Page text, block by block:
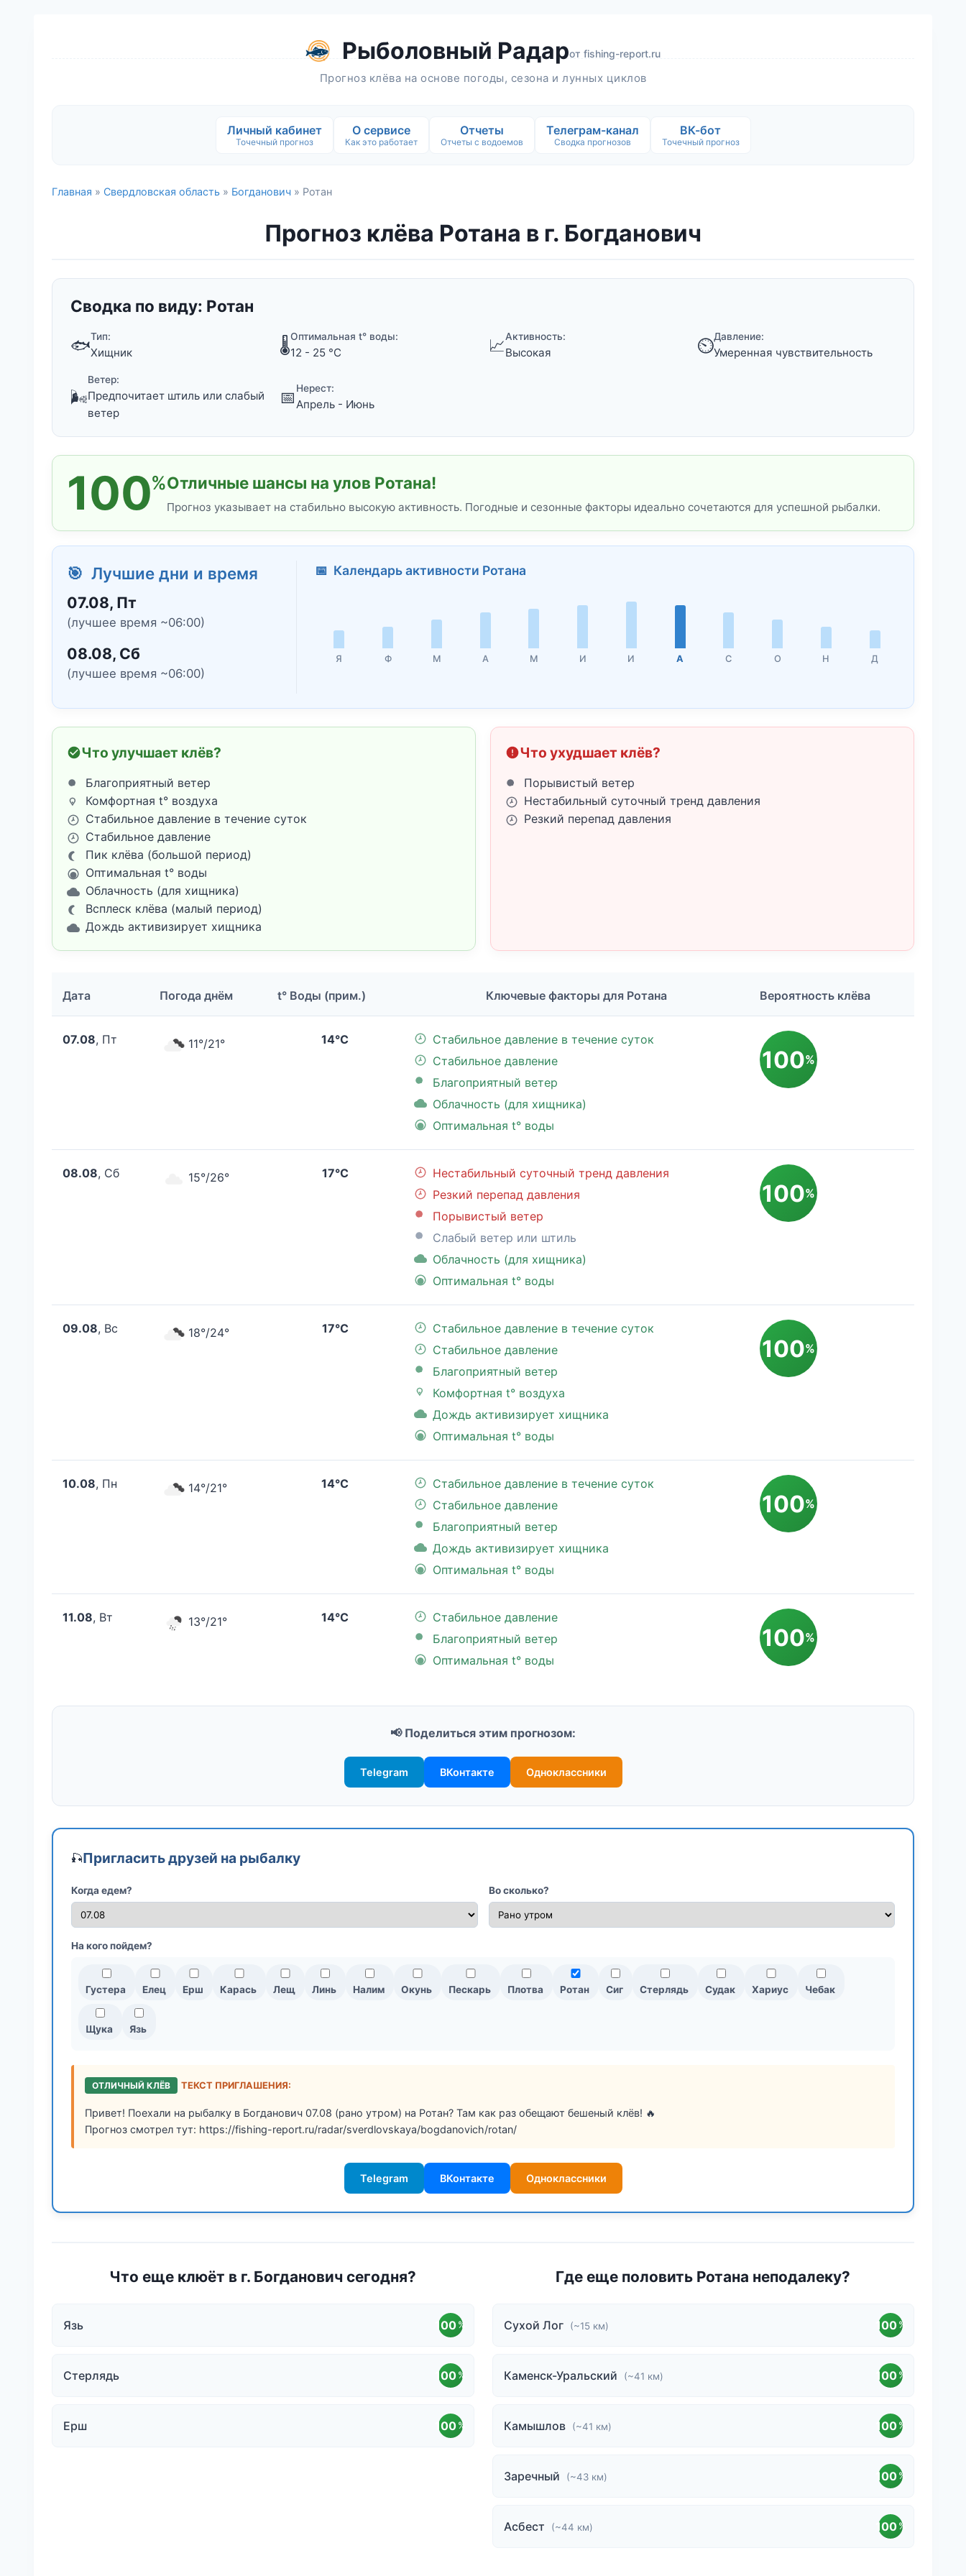
Рыболовный Радарот fishing-report.ru
Прогноз клёва на основе погоды, сезона и лунных циклов
Личный кабинет
Точечный прогноз
О сервисе
Как это работает
Отчеты
Отчеты с водоемов
Телеграм-канал
Сводка прогнозов
ВК-бот
Точечный прогноз
Главная » Свердловская область » Богданович » Ротан
Прогноз клёва Ротана в г. Богданович
Сводка по виду: Ротан
🐟Тип:
Хищник 🌡️Оптимальная t° воды:
12 - 25 °C 📈Активность:
Высокая ⏲️Давление:
Умеренная чувствительность
🌬️
Ветер:
Предпочитает штиль или слабый
ветер
📅 Нерест:
Апрель - Июнь
100%Отличные шансы на улов Ротана!
Прогноз указывает на стабильно высокую активность. Погодные и сезонные факторы идеально сочетаются для успешной рыбалки.
🎯 Лучшие дни и время
07.08, Пт
(лучшее время ~06:00)
08.08, Сб
(лучшее время ~06:00)
📅 Календарь активности Ротана
Я Ф М А М И И А С О Н Д
Что улучшает клёв?
Благоприятный ветер
Комфортная t° воздуха
Стабильное давление в течение суток
Стабильное давление
Пик клёва (большой период)
Оптимальная t° воды
Облачность (для хищника)
Всплеск клёва (малый период)
Дождь активизирует хищника
Что ухудшает клёв?
Порывистый ветер
Нестабильный суточный тренд давления
Резкий перепад давления
Дата Погода днём t° Воды (прим.) Ключевые факторы для Ротана Вероятность клёва
07.08, Пт 11°/21° 14°C
Стабильное давление в течение суток
Стабильное давление
Благоприятный ветер
Облачность (для хищника)
Оптимальная t° воды
100%
08.08, Сб 15°/26° 17°C
Нестабильный суточный тренд давления
Резкий перепад давления
Порывистый ветер
Слабый ветер или штиль
Облачность (для хищника)
Оптимальная t° воды
100%
09.08, Вс 18°/24° 17°C
Стабильное давление в течение суток
Стабильное давление
Благоприятный ветер
Комфортная t° воздуха
Дождь активизирует хищника
Оптимальная t° воды
100%
10.08, Пн 14°/21° 14°C
Стабильное давление в течение суток
Стабильное давление
Благоприятный ветер
Дождь активизирует хищника
Оптимальная t° воды
100%
11.08, Вт 13°/21° 14°C
Стабильное давление
Благоприятный ветер
Оптимальная t° воды
100%
📢 Поделиться этим прогнозом:
Telegram ВКонтакте Одноклассники
🎣Пригласить друзей на рыбалку
Когда едем? Во сколько?
На кого пойдем?
Густера Елец Ерш Карась Лещ Линь Налим Окунь Пескарь Плотва Ротан Сиг Стерлядь Судак Хариус Чебак
Щука Язь
ОТЛИЧНЫЙ КЛЁВ ТЕКСТ ПРИГЛАШЕНИЯ:
Привет! Поехали на рыбалку в Богданович 07.08 (рано утром) на Ротан? Там как раз обещают бешеный клёв! 🔥
Прогноз смотрел тут: https://fishing-report.ru/radar/sverdlovskaya/bogdanovich/rotan/
Telegram ВКонтакте Одноклассники
Что еще клюёт в г. Богданович сегодня?
Язь 100 %
Стерлядь 100 %
Ерш 100 %
Где еще половить Ротана неподалеку?
Сухой Лог (~15 км) 100 %
Каменск-Уральский (~41 км) 100 %
Камышлов (~41 км) 100 %
Заречный (~43 км) 100 %
Асбест (~44 км) 100 %